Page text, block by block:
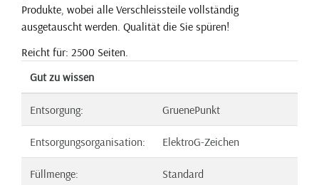
Produkte, wobei alle Verschleissteile vollständig
ausgetauscht werden. Qualität die Sie spüren!
Reicht für: 2500 Seiten.
Gut zu wissen
Entsorgung: GruenePunkt
Entsorgungsorganisation: ElektroG-Zeichen
Füllmenge: Standard